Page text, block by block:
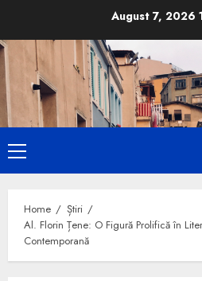
content
August 7, 2026
Primary
Menu
Home
Știri
Al. Florin Țene: O Figură Prolifică în
Contemporană